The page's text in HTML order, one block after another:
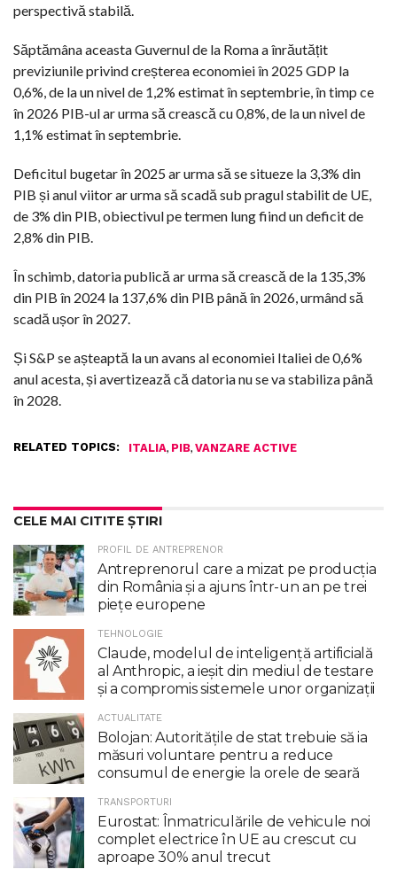
perspectivă stabilă.
Săptămâna aceasta Guvernul de la Roma a înrăutățit
previziunile privind creșterea economiei în 2025 GDP la
0,6%, de la un nivel de 1,2% estimat în septembrie, în timp ce
în 2026 PIB-ul ar urma să crească cu 0,8%, de la un nivel de
1,1% estimat în septembrie.
Deficitul bugetar în 2025 ar urma să se situeze la 3,3% din
PIB și anul viitor ar urma să scadă sub pragul stabilit de UE,
de 3% din PIB, obiectivul pe termen lung fiind un deficit de
2,8% din PIB.
În schimb, datoria publică ar urma să crească de la 135,3%
din PIB în 2024 la 137,6% din PIB până în 2026, urmând să
scadă ușor în 2027.
Și S&P se așteaptă la un avans al economiei Italiei de 0,6%
anul acesta, și avertizează că datoria nu se va stabiliza până
în 2028.
RELATED TOPICS: ITALIA, PIB, VANZARE ACTIVE
CELE MAI CITITE ȘTIRI
PROFIL DE ANTREPRENOR
Antreprenorul care a mizat pe producția
din România și a ajuns într-un an pe trei
piețe europene
TEHNOLOGIE
Claude, modelul de inteligenţă artificială
al Anthropic, a ieşit din mediul de testare
şi a compromis sistemele unor organizaţii
ACTUALITATE
Bolojan: Autoritățile de stat trebuie să ia
măsuri voluntare pentru a reduce
consumul de energie la orele de seară
TRANSPORTURI
Eurostat: Înmatriculările de vehicule noi
complet electrice în UE au crescut cu
aproape 30% anul trecut